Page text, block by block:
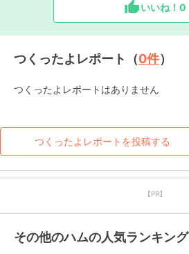
いいね！ 0
つくったよレポート（0件）
つくったよレポートはありません
つくったよレポートを投稿する
【PR】
その他のハムの人気ランキング